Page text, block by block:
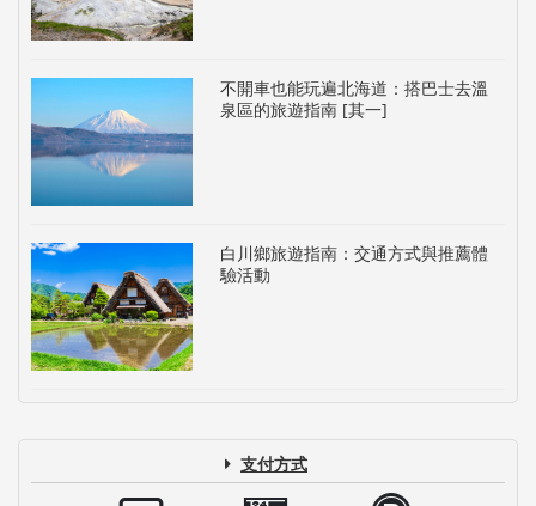
不開車也能玩遍北海道：搭巴士去溫
泉區的旅遊指南 [其一]
白川鄉旅遊指南：交通方式與推薦體
驗活動
支付方式